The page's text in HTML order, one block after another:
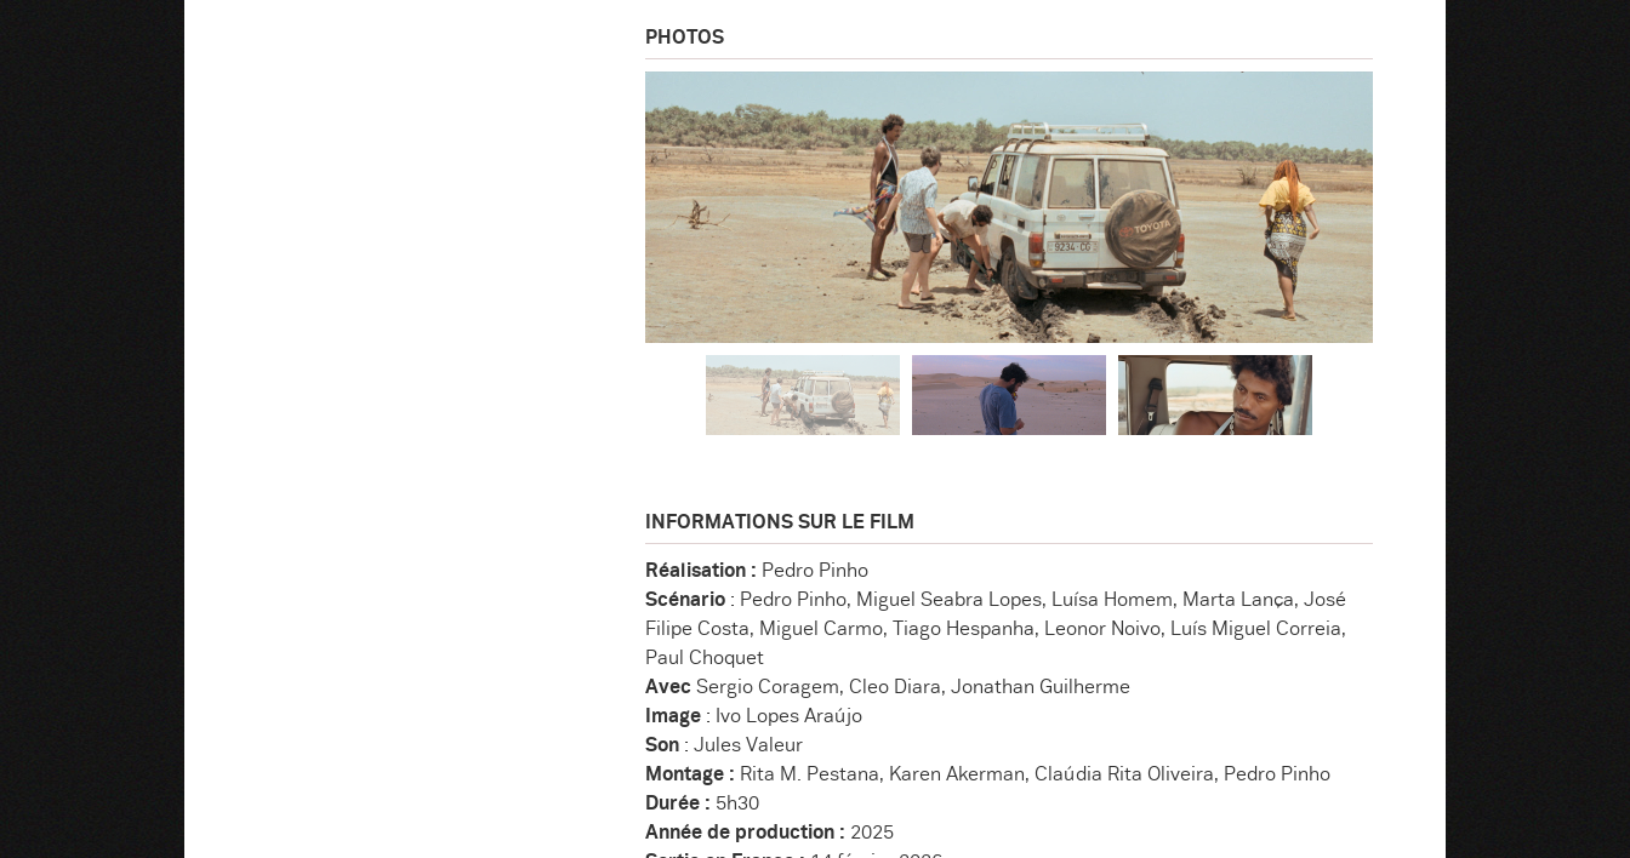
PHOTOS
INFORMATIONS SUR LE FILM
Réalisation : Pedro Pinho
Scénario : Pedro Pinho, Miguel Seabra Lopes, Luísa Homem, Marta Lança, José
Filipe Costa, Miguel Carmo, Tiago Hespanha, Leonor Noivo, Luís Miguel Correia,
Paul Choquet
Avec Sergio Coragem, Cleo Diara, Jonathan Guilherme
Image : Ivo Lopes Araújo
Son : Jules Valeur
Montage : Rita M. Pestana, Karen Akerman, Claúdia Rita Oliveira, Pedro Pinho
Durée : 5h30
Année de production : 2025